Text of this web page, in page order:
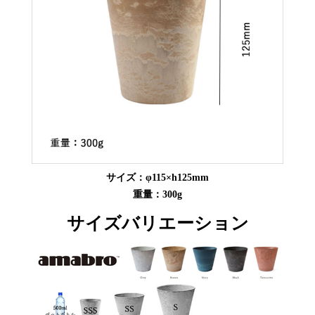
サイズ：φ115×h125mm
重量：300g
サイズバリエーション